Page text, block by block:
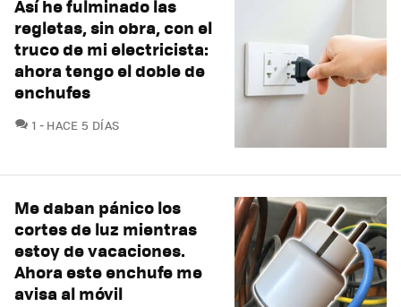
Así he fulminado las
regletas, sin obra, con el
truco de mi electricista:
ahora tengo el doble de
enchufes
1 COMENTARIOS
HACE 5 DÍAS
Me daban pánico los
cortes de luz mientras
estoy de vacaciones.
Ahora este enchufe me
avisa al móvil